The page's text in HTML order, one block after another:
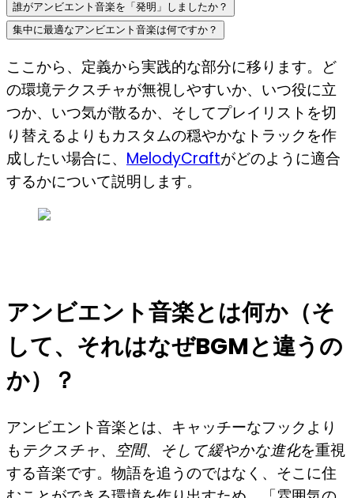
誰がアンビエント音楽を「発明」しましたか？
集中に最適なアンビエント音楽は何ですか？
ここから、定義から実践的な部分に移ります。ど
の環境テクスチャが無視しやすいか、いつ役に立
つか、いつ気が散るか、そしてプレイリストを切
り替えるよりもカスタムの穏やかなトラックを作
成したい場合に、 MelodyCraftがどのように適合
するかについて説明します。
アンビエント音楽とは何か（そ
して、それはなぜBGMと違うの
か）？
アンビエント音楽とは、キャッチーなフックより
も テクスチャ、空間、そして緩やかな進化を重視
する音楽です。物語を追うのではなく、そこに住